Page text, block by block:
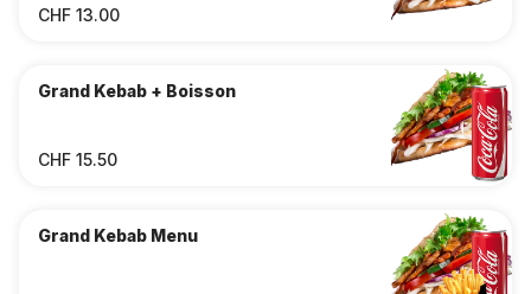
CHF 13.00
Grand Kebab + Boisson
CHF 15.50
Grand Kebab Menu